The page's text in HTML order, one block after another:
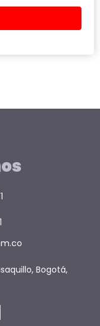
Bogotá,